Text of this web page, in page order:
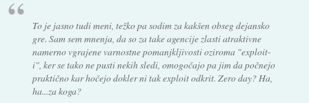
To je jasno tudi meni, težko pa sodim za kakšen obseg dejansko
gre. Sam sem mnenja, da so za take agencije zlasti atraktivne
namerno vgrajene varnostne pomanjkljivosti oziroma "exploit-
i", ker se tako ne pusti nekih sledi, omogočajo pa jim da počnejo
praktično kar hočejo dokler ni tak exploit odkrit. Zero day? Ha,
ha...za koga?